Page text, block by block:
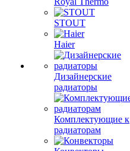
STOUT
Haier
Дизайнерские
радиаторы
Комплектующие к
радиаторам